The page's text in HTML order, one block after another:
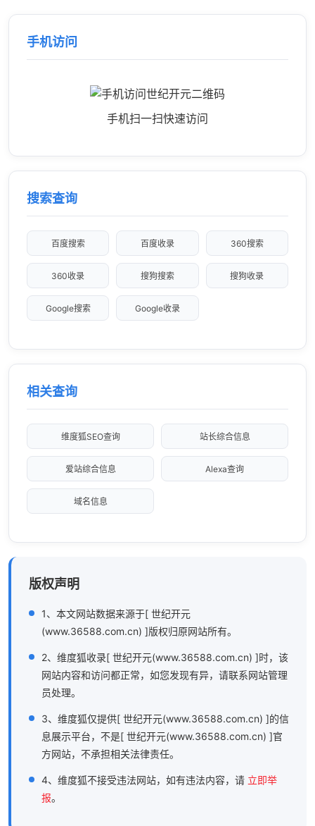
手机访问
手机扫一扫快速访问
搜索查询
百度搜索 百度收录 360搜索
360收录 搜狗搜索 搜狗收录
Google搜索 Google收录
相关查询
维度狐SEO查询 站长综合信息
爱站综合信息 Alexa查询
域名信息
版权声明
1、本文网站数据来源于[ 世纪开元
(www.36588.com.cn) ]版权归原网站所有。
2、维度狐收录[ 世纪开元(www.36588.com.cn) ]时，该
网站内容和访问都正常，如您发现有异，请联系网站管理
员处理。
3、维度狐仅提供[ 世纪开元(www.36588.com.cn) ]的信
息展示平台，不是[ 世纪开元(www.36588.com.cn) ]官
方网站，不承担相关法律责任。
4、维度狐不接受违法网站，如有违法内容，请 立即举
报。